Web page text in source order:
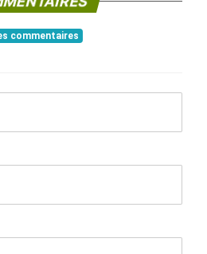
commentaires